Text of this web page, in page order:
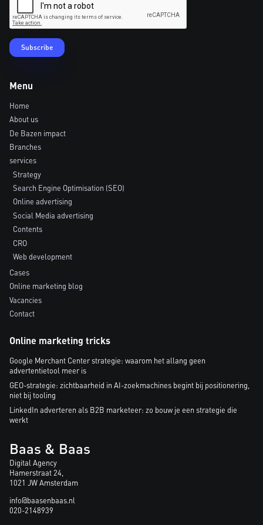
Menu
Home
About us
De Bazen impact
Branches
services
Strategy
Search Engine Optimisation (SEO)
Online advertising
Social Media advertising
Contents
CRO
Web development
Cases
Online marketing blog
Vacancies
Contact
Online marketing tricks
Google Merchant Center strategie: waarom het allang geen
advertentietool meer is
GEO-strategie: zichtbaarheid in AI-zoekmachines begint bij positionering,
niet bij tooling
LinkedIn adverteren als B2B marketeer: zo bouw je een strategie die
werkt
Baas & Baas
Digital Agency
Hamerstraat 24,
1021 JW Amsterdam
info@baasenbaas.nl
020-2148939